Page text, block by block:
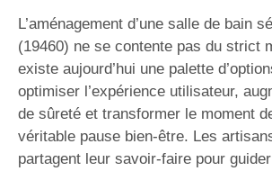
L’aménagement d’une salle de bain
(19460) ne se contente pas du strict
existe aujourd’hui une palette
optimiser l’expérience utilisateur,
de sûreté et transformer le moment
véritable pause bien-être. Les
partagent leur savoir-faire pour